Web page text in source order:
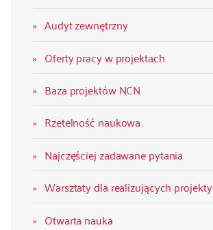
Audyt zewnętrzny
Oferty pracy w projektach
Baza projektów NCN
Rzetelność naukowa
Najczęściej zadawane pytania
Warsztaty dla realizujących projekty
Otwarta nauka